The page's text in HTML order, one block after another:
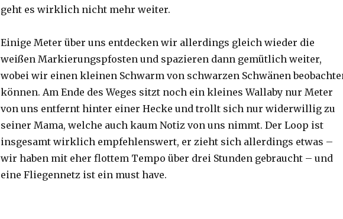
geht es wirklich nicht mehr weiter.
Einige Meter über uns entdecken wir allerdings gleich wieder die
weißen Markierungspfosten und spazieren dann gemütlich weiter,
wobei wir einen kleinen Schwarm von schwarzen Schwänen
können. Am Ende des Weges sitzt noch ein kleines Wallaby nur Meter
von uns entfernt hinter einer Hecke und trollt sich nur widerwillig zu
seiner Mama, welche auch kaum Notiz von uns nimmt. Der Loop ist
insgesamt wirklich empfehlenswert, er zieht sich allerdings etwas –
wir haben mit eher flottem Tempo über drei Stunden gebraucht – und
eine Fliegennetz ist ein must have.